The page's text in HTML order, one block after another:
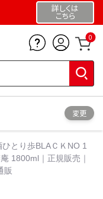
詳しくは
こちら
0
変更
とり歩BLAＣＫNO 1
1800ml｜正規販売｜
販